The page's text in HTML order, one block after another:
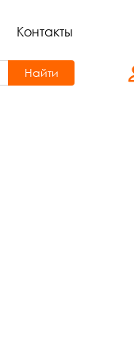
Контакты
Найти